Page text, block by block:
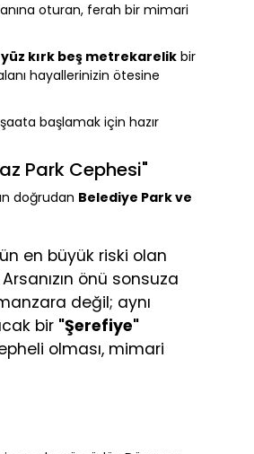
oturan, ferah bir mimari
kırk beş metrekarelikbir
hayallerinizin ötesine
başlamak için hazır
Park Cephesi"
doğrudan Belediye Park ve
en büyük riski olan
önü sonsuza
değil; aynı
bir "Şerefiye"
olması, mimari